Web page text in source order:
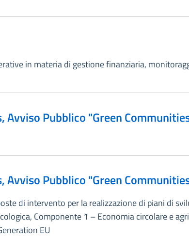
in materia di gestione finanziaria,
Avviso Pubblico "Green
Avviso Pubblico "Green
di intervento per la realizzazione di piani di
Componente 1 – Economia circolare e
EU